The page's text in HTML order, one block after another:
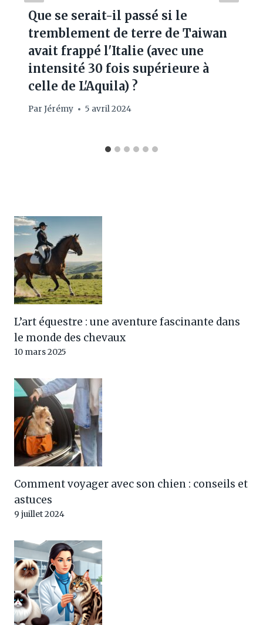
Que se serait-il passé si le
tremblement de terre de Taiwan
avait frappé l'Italie (avec une
intensité 30 fois supérieure à
celle de L'Aquila) ?
Par Jérémy 5 avril 2024
L’art équestre : une aventure fascinante dans
le monde des chevaux
10 mars 2025
Comment voyager avec son chien : conseils et
astuces
9 juillet 2024